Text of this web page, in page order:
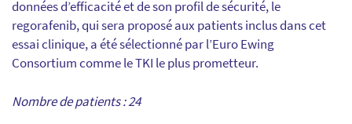
données d’efficacité et de son profil de sécurité, le
regorafenib, qui sera proposé aux patients inclus dans cet
essai clinique, a été sélectionné par l’Euro Ewing
Consortium comme le TKI le plus prometteur.
Nombre de patients : 24